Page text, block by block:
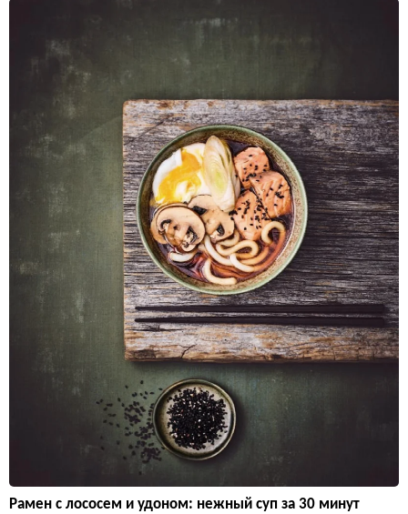
Рамен с лососем и удоном: нежный суп за 30 минут